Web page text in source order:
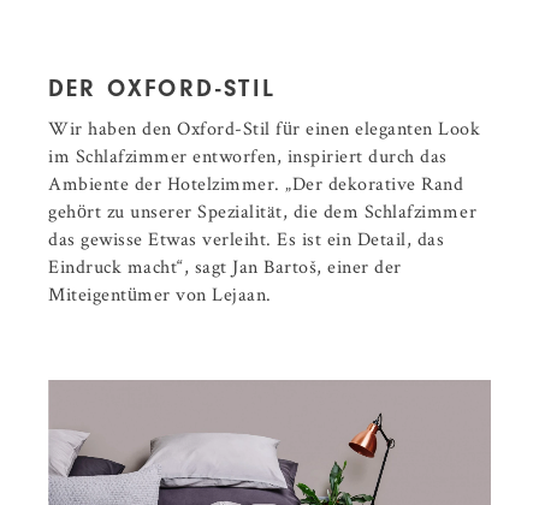
DER OXFORD-STIL
Wir haben den Oxford-Stil für einen eleganten Look
im Schlafzimmer entworfen, inspiriert durch das
Ambiente der Hotelzimmer. „Der dekorative Rand
gehört zu unserer Spezialität, die dem Schlafzimmer
das gewisse Etwas verleiht. Es ist ein Detail, das
Eindruck macht“, sagt Jan Bartoš, einer der
Miteigentümer von Lejaan.